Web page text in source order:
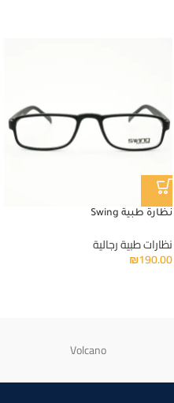
نظارة طبية Swing
نظارات طبية رجالية
₪190.00
Volcano